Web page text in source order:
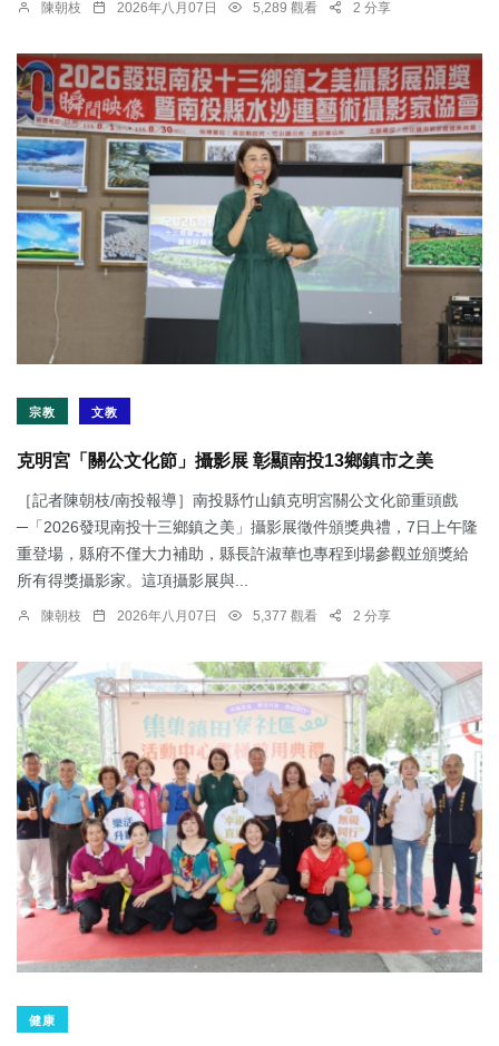
陳朝枝 2026年八月07日 5,289 觀看 2 分享
宗教 文教
克明宮「關公文化節」攝影展 彰顯南投13鄉鎮市之美
［記者陳朝枝/南投報導］南投縣竹山鎮克明宮關公文化節重頭戲
─「2026發現南投十三鄉鎮之美」攝影展徵件頒獎典禮，7日上午隆
重登場，縣府不僅大力補助，縣長許淑華也專程到場參觀並頒獎給
所有得獎攝影家。這項攝影展與...
陳朝枝 2026年八月07日 5,377 觀看 2 分享
健康